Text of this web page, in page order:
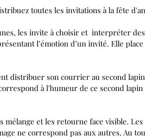
toutes les invitations à la fête
les invite à choisir et interpréter
l’émotion d’un invité. Elle place
distribuer son courrier au second
à l'humeur de ce second
et les retourne face visible.
ne correspond pas aux autres. Au